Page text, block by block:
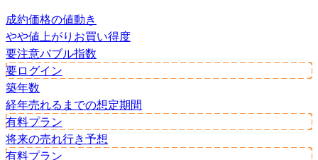
成約価格の値動き
やや値上がり お買い得度
要注意バブル指数
要ログイン
築年数
経年売れるまでの想定期間
有料プラン
将来の売れ行き予想
有料プラン